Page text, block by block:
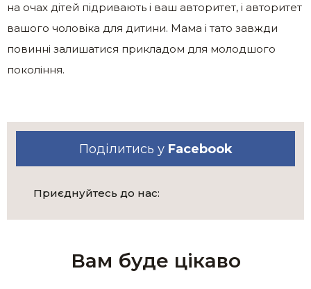
на очах дітей підривають і ваш авторитет, і авторитет
вашого чоловіка для дитини. Мама і тато завжди
повинні залишатися прикладом для молодшого
покоління.
Поділитись у Facebook
Приєднуйтесь до нас:
Вам буде цікаво